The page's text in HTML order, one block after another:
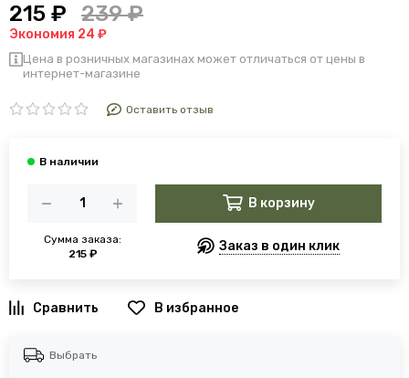
215 ₽ 239 ₽
Экономия 24 ₽
Цена в розничных магазинах может отличаться от цены в
интернет-магазине
Оставить отзыв
Сумма заказа:
215 ₽
В корзину
Заказ в один клик
В избранное
Выбрать